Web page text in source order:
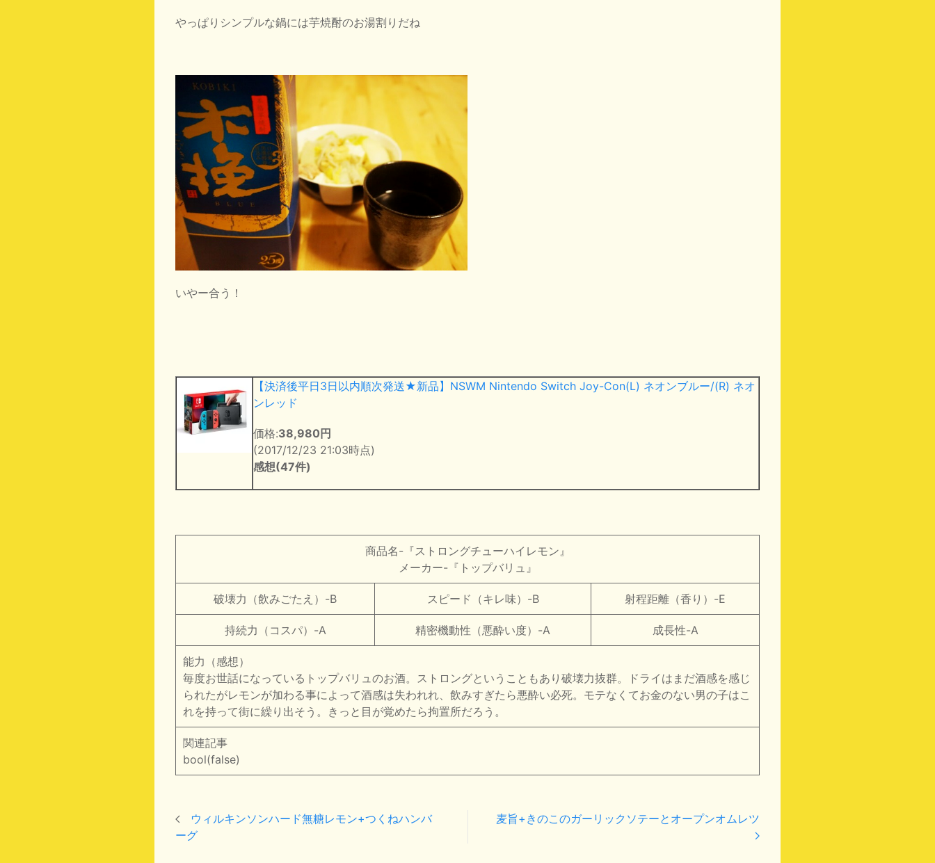
やっぱりシンプルな鍋には芋焼酎のお湯割りだね
いやー合う！
【決済後平日3日以内順次発送★新品】NSWM Nintendo Switch Joy-Con(L) ネオンブルー/(R) ネオ
ンレッド
価格:38,980円
(2017/12/23 21:03時点)
感想(47件)
商品名-『ストロングチューハイレモン』
メーカー-『トップバリュ』
破壊力（飲みごたえ）-B スピード（キレ味）-B 射程距離（香り）-E
持続力（コスパ）-A 精密機動性（悪酔い度）-A 成長性-A
能力（感想）
毎度お世話になっているトップバリュのお酒。ストロングということもあり破壊力抜群。ドライはまだ酒感を感じ
られたがレモンが加わる事によって酒感は失われれ、飲みすぎたら悪酔い必死。モテなくてお金のない男の子はこ
れを持って街に繰り出そう。きっと目が覚めたら拘置所だろう。
関連記事
bool(false)
ウィルキンソンハード無糖レモン+つくねハンバ
ーグ
麦旨+きのこのガーリックソテーとオープンオムレツ